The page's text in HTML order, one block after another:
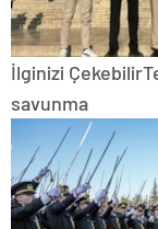
İlginizi Çekebilir
savunma